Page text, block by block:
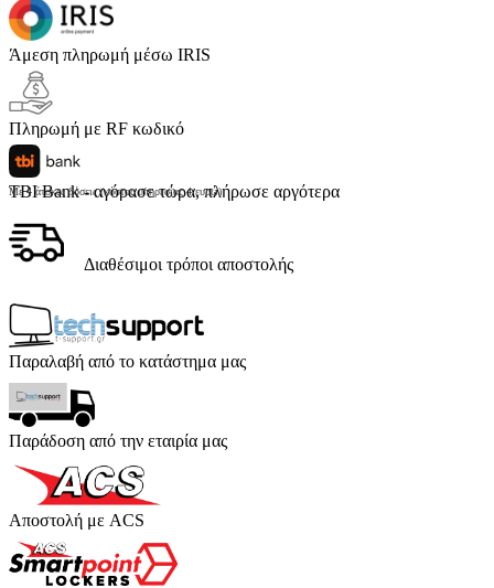
Άμεση πληρωμή μέσω IRIS
Πληρωμή με RF κωδικό
TBI Bank - αγόρασε τώρα, πλήρωσε αργότερα
Με 4 άτοκες δόσεις (κόστος υπηρεσίας 4 ευρώ)
Διαθέσιμοι τρόποι αποστολής
Παραλαβή από το κατάστημα μας
Παράδοση από την εταιρία μας
Αποστολή με ACS